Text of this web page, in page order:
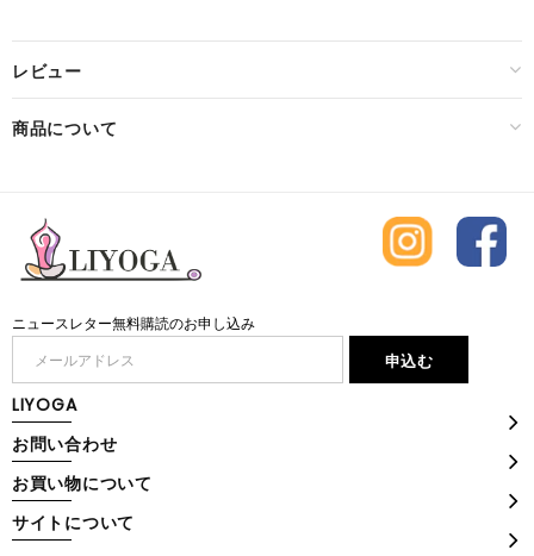
レビュー
商品について
ニュースレター無料購読のお申し込み
LIYOGA
お問い合わせ
お買い物について
サイトについて